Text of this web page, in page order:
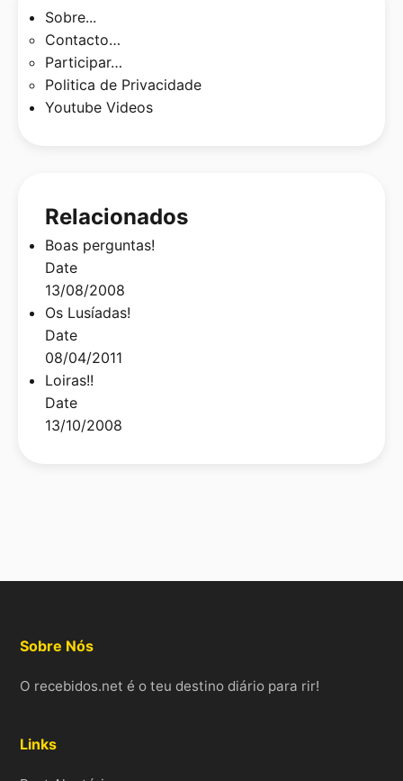
Sobre...
Contacto…
Participar…
Politica de Privacidade
Youtube Videos
Relacionados
Boas perguntas!
Date
13/08/2008
Os Lusíadas!
Date
08/04/2011
Loiras!!
Date
13/10/2008
Sobre Nós
O recebidos.net é o teu destino diário para rir!
Links